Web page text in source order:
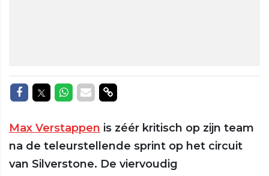
Delen op Facebook
Delen op Twitter
Delen op Whatsapp
Delen via Mail
Delen via link
Max Verstappen is zéér kritisch op zijn team
na de teleurstellende sprint op het circuit
van Silverstone. De viervoudig